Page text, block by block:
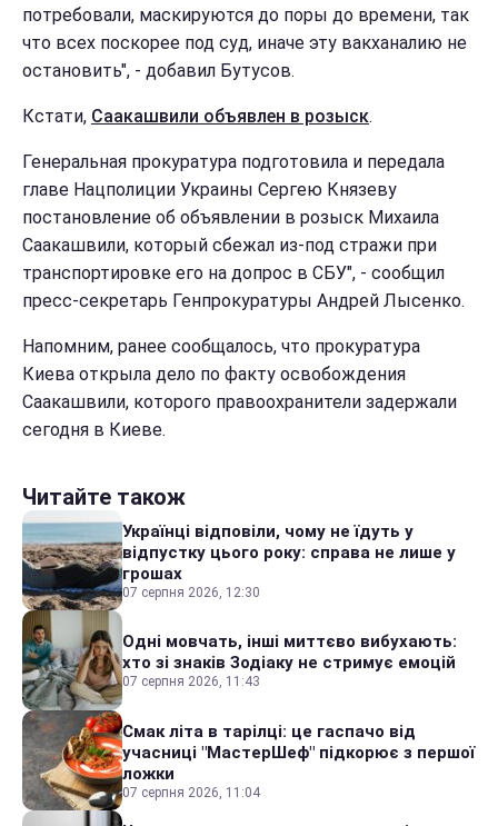
потребовали, маскируются до поры до времени, так
что всех поскорее под суд, иначе эту вакханалию не
остановить", - добавил Бутусов.
Кстати, Саакашвили объявлен в розыск.
Генеральная прокуратура подготовила и передала
главе Нацполиции Украины Сергею Князеву
постановление об объявлении в розыск Михаила
Саакашвили, который сбежал из-под стражи при
транспортировке его на допрос в СБУ", - сообщил
пресс-секретарь Генпрокуратуры Андрей Лысенко.
Напомним, ранее сообщалось, что прокуратура
Киева открыла дело по факту освобождения
Саакашвили, которого правоохранители задержали
сегодня в Киеве.
Читайте також
Українці відповіли, чому не їдуть у
відпустку цього року: справа не лише у
грошах
07 серпня 2026, 12:30
Одні мовчать, інші миттєво вибухають:
хто зі знаків Зодіаку не стримує емоцій
07 серпня 2026, 11:43
Смак літа в тарілці: це гаспачо від
учасниці "МастерШеф" підкорює з першої
ложки
07 серпня 2026, 11:04